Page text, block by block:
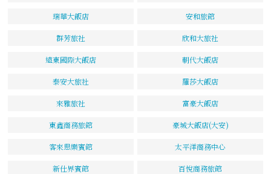
瑞華大飯店 安和旅館
群芳旅社 欣和大旅社
遠東國際大飯店 朝代大飯店
泰安大旅社 羅莎大飯店
來雅旅社 富豪大飯店
東鑫商務旅館 豪城大飯店(大安)
客來思樂賓館 太平洋商務中心
新仕界賓館 百悅商務旅館